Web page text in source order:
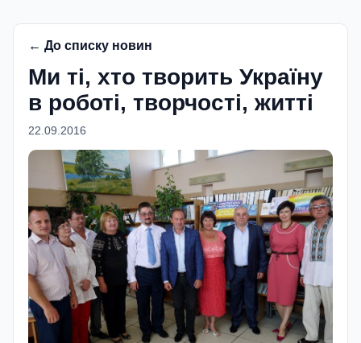
← До списку новин
Ми ті, хто творить Україну
в роботі, творчості, житті
22.09.2016